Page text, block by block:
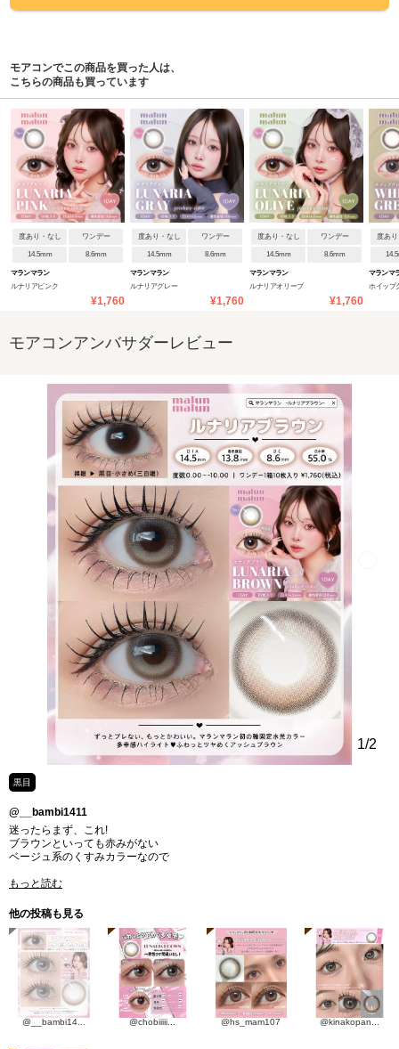
モアコンでこの商品を買った人は、
こちらの商品も買っています
度あり・なし ワンデー
14.5mm 8.6mm
マランマラン
ルナリアピンク
¥1,760
度あり・なし ワンデー
14.5mm 8.6mm
マランマラン
ルナリアグレー
¥1,760
度あり・なし ワンデー
14.5mm 8.6mm
マランマラン
ルナリアオリーブ
¥1,760
度あ
マランマ
ホイップ
モアコンアンバサダーレビュー
1/2
黒目
@__bambi1411
迷ったらまず、これ!
ブラウンといっても赤みがない
ベージュ系のくすみカラーなので
もっと読む
他の投稿も見る
@__bambi14... @chobiiiii... @hs_mam107 @kinakopan...